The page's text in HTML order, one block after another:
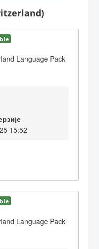
Language Pack
15:52
Language Pack